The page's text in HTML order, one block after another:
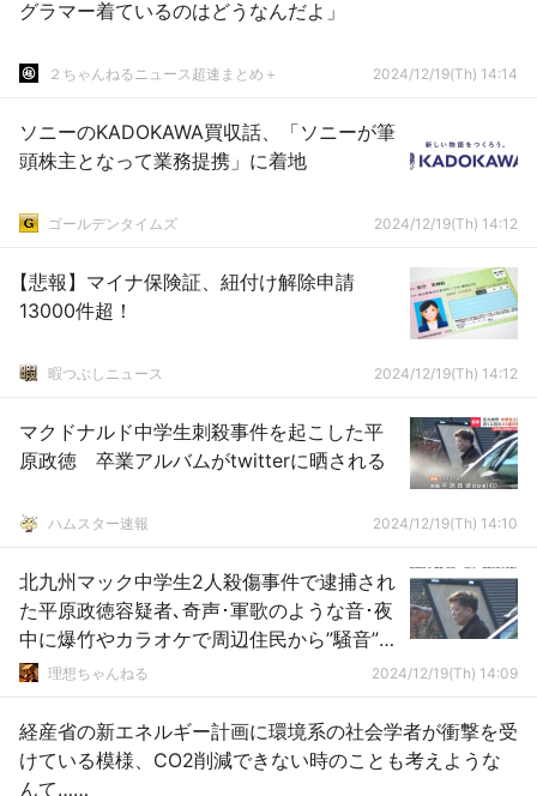
グラマー着ているのはどうなんだよ」
２ちゃんねるニュース超速まとめ＋ 2024/12/19(Th) 14:14
ソニーのKADOKAWA買収話、「ソニーが筆
頭株主となって業務提携」に着地
ゴールデンタイムズ 2024/12/19(Th) 14:12
【悲報】マイナ保険証、紐付け解除申請
13000件超！
暇つぶしニュース 2024/12/19(Th) 14:12
マクドナルド中学生刺殺事件を起こした平
原政徳 卒業アルバムがtwitterに晒される
ハムスター速報 2024/12/19(Th) 14:10
北九州マック中学生2人殺傷事件で逮捕され
た平原政徳容疑者､奇声･軍歌のような音･夜
中に爆竹やカラオケで周辺住民から”騒音”苦
情 理想ちゃんねる 2024/12/19(Th) 14:09
経産省の新エネルギー計画に環境系の社会学者が衝撃を受
けている模様、CO2削減できない時のことも考えような
んて……